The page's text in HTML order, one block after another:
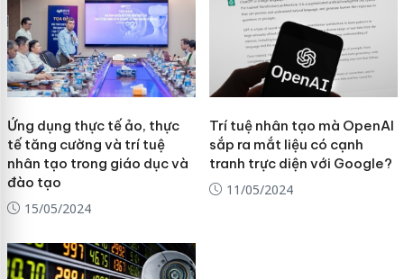
Ứng dụng thực tế ảo, thực
tế tăng cường và trí tuệ
nhân tạo trong giáo dục và
đào tạo
15/05/2024
Trí tuệ nhân tạo mà OpenAI
sắp ra mắt liệu có cạnh
tranh trực diện với Google?
11/05/2024